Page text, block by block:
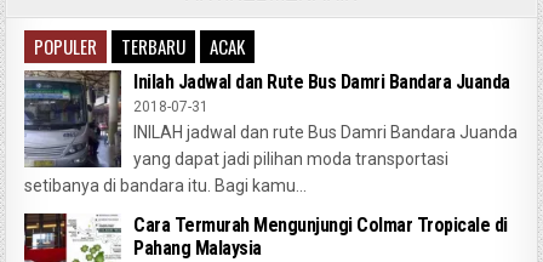
POPULER TERBARU ACAK
Inilah Jadwal dan Rute Bus Damri Bandara Juanda
2018-07-31
INILAH jadwal dan rute Bus Damri Bandara Juanda
yang dapat jadi pilihan moda transportasi
setibanya di bandara itu. Bagi kamu...
Cara Termurah Mengunjungi Colmar Tropicale di
Pahang Malaysia